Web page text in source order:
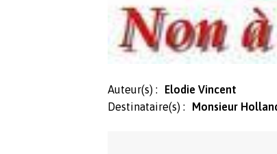
Auteur(s) :
Elodie Vincent
Destinataire(s) :
Monsieur